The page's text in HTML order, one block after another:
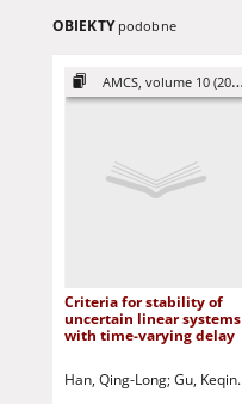
OBIEKTY podobne
AMCS, volume 10 (2000)
Criteria for stability of
uncertain linear systems
with time-varying delay
Han, Qing-Long Gu, Keqin